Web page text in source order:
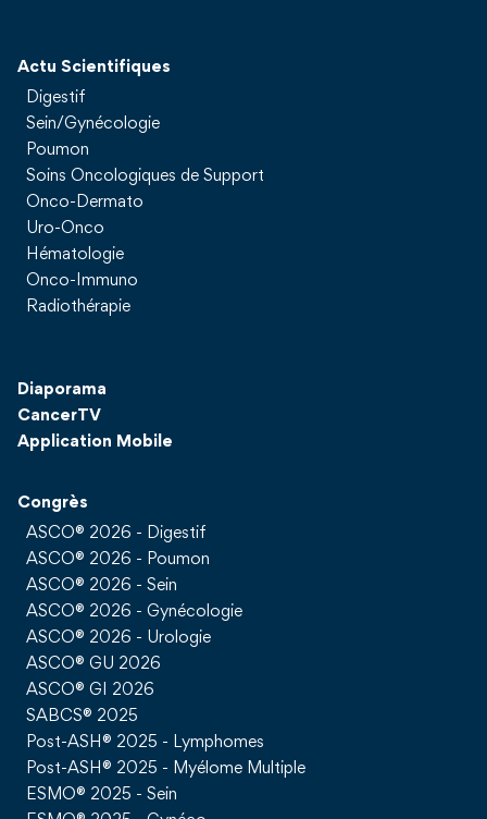
Actu Scientifiques
Digestif
Sein/Gynécologie
Poumon
Soins Oncologiques de Support
Onco-Dermato
Uro-Onco
Hématologie
Onco-Immuno
Radiothérapie
Diaporama
CancerTV
Application Mobile
Congrès
ASCO® 2026 - Digestif
ASCO® 2026 - Poumon
ASCO® 2026 - Sein
ASCO® 2026 - Gynécologie
ASCO® 2026 - Urologie
ASCO® GU 2026
ASCO® GI 2026
SABCS® 2025
Post-ASH® 2025 - Lymphomes
Post-ASH® 2025 - Myélome Multiple
ESMO® 2025 - Sein